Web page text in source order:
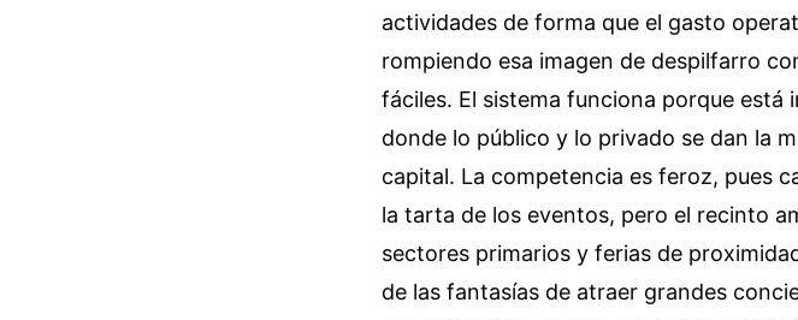
actividades de forma que el gasto
rompiendo esa imagen de despilfarro
fáciles. El sistema funciona porque
donde lo público y lo privado se dan la
capital. La competencia es feroz, pues
la tarta de los eventos, pero el recinto
sectores primarios y ferias de
de las fantasías de atraer grandes